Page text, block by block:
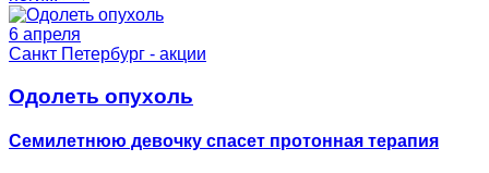
6 апреля
Санкт Петербург - акции
Одолеть опухоль
Семилетнюю девочку спасет протонная терапия